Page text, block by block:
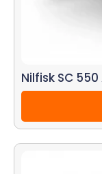
Nilfisk SC